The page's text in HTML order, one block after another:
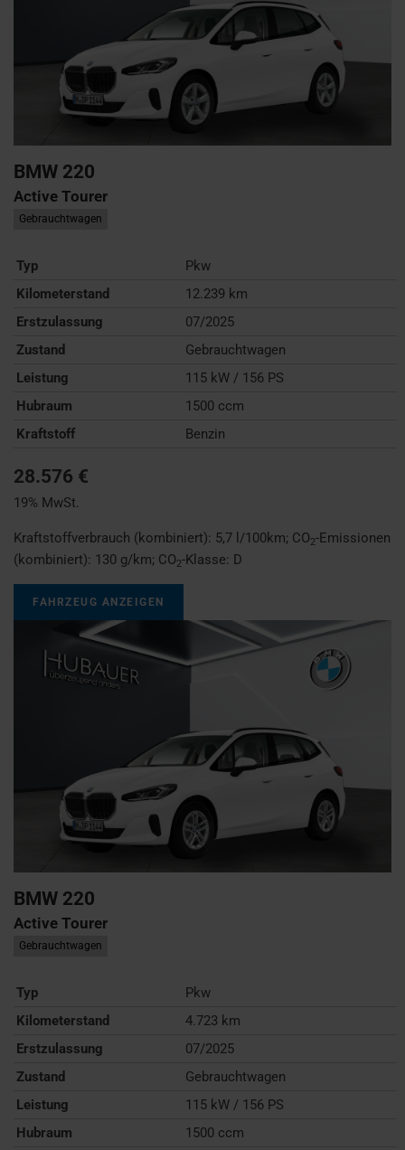
BMW 220
Active Tourer
Gebrauchtwagen
Typ
Pkw
Kilometerstand
12.239 km
Erstzulassung
07/2025
Zustand
Gebrauchtwagen
Leistung
115 kW / 156 PS
Hubraum
1500 ccm
Kraftstoff
Benzin
28.576 €
19% MwSt.
Kraftstoffverbrauch (kombiniert): 5,7 l/100km; CO2-Emissionen
(kombiniert): 130 g/km; CO2-Klasse: D
FAHRZEUG ANZEIGEN
BMW 220
Active Tourer
Gebrauchtwagen
Typ
Pkw
Kilometerstand
4.723 km
Erstzulassung
07/2025
Zustand
Gebrauchtwagen
Leistung
115 kW / 156 PS
Hubraum
1500 ccm